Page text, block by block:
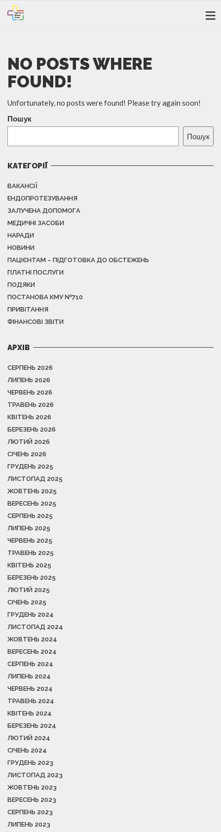
NO POSTS WHERE
FOUND!
Unfortunately, no posts were found! Please try again soon!
Пошук
Пошук
КАТЕГОРІЇ
ВАКАНСІЇ
ЕНДОПРОТЕЗУВАННЯ
ЗАЛУЧЕНА ДОПОМОГА
МЕДИЧНІ ЗАСОБИ
НАРАДИ
НОВИНИ
ПАЦІЄНТАМ – ПІДГОТОВКА ДО ОБСТЕЖЕНЬ
ПЛАТНІ ПОСЛУГИ
ПОДЯКИ
ПОСТАНОВА КМУ №710
ПРИВІТАННЯ
ФІНАНСОВІ ЗВІТИ
АРХІВ
СЕРПЕНЬ 2026
ЛИПЕНЬ 2026
ЧЕРВЕНЬ 2026
ТРАВЕНЬ 2026
КВІТЕНЬ 2026
БЕРЕЗЕНЬ 2026
ЛЮТИЙ 2026
СІЧЕНЬ 2026
ГРУДЕНЬ 2025
ЛИСТОПАД 2025
ЖОВТЕНЬ 2025
ВЕРЕСЕНЬ 2025
СЕРПЕНЬ 2025
ЛИПЕНЬ 2025
ЧЕРВЕНЬ 2025
ТРАВЕНЬ 2025
КВІТЕНЬ 2025
БЕРЕЗЕНЬ 2025
ЛЮТИЙ 2025
СІЧЕНЬ 2025
ГРУДЕНЬ 2024
ЛИСТОПАД 2024
ЖОВТЕНЬ 2024
ВЕРЕСЕНЬ 2024
СЕРПЕНЬ 2024
ЛИПЕНЬ 2024
ЧЕРВЕНЬ 2024
ТРАВЕНЬ 2024
КВІТЕНЬ 2024
БЕРЕЗЕНЬ 2024
ЛЮТИЙ 2024
СІЧЕНЬ 2024
ГРУДЕНЬ 2023
ЛИСТОПАД 2023
ЖОВТЕНЬ 2023
ВЕРЕСЕНЬ 2023
СЕРПЕНЬ 2023
ЛИПЕНЬ 2023